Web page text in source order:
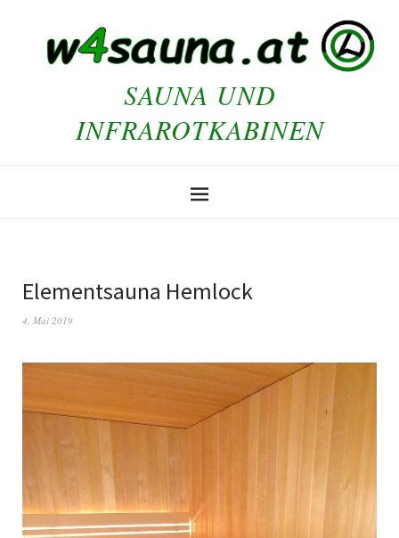
SAUNA UND
INFRAROTKABINEN
Elementsauna Hemlock
4. Mai 2019